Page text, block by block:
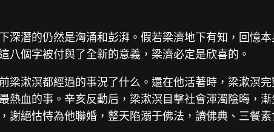
潛的仍然是洶涌和彭湃。假若梁濟地下有知，回憶
個字被付與了全新的意義，梁濟必定是欣喜的。
漱溟都經過的事況了什么。還在他活著時，梁漱溟
血的事。辛亥反動后，梁漱溟目擊社會渾濁陰晦，
絕怙恃為他聯婚，整天陷溺于佛法，讀佛典、三餐